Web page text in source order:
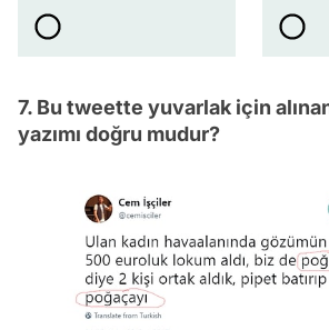
7. Bu tweette yuvarlak için
yazımı doğru mudur?